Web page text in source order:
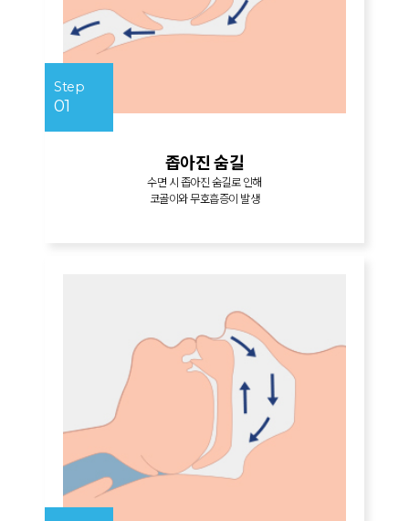
Step
01
좁아진 숨길
수면 시 좁아진 숨길로 인해
코골이와 무호흡증이 발생